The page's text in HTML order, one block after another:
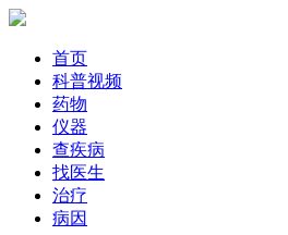
首页
科普视频
药物
仪器
查疾病
找医生
治疗
病因